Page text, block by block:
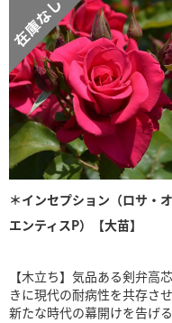
＊インセプション（ロサ・
エンティスP）【大苗】
【木立ち】気品ある剣弁高
きに現代の耐病性を共存させ
新たな時代の幕開けを告げる